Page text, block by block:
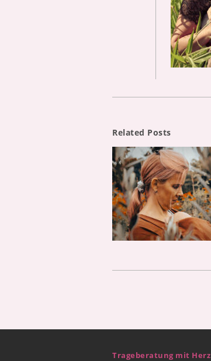
Related Posts
Trageberatung mit Herz